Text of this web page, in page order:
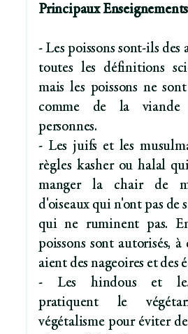
Principaux
- Les poissons sont-ils des
toutes les définitions
mais les poissons ne
comme de la viande
personnes.
- Les juifs et les
règles kasher ou halal
manger la chair de
d'oiseaux qui n'ont pas de
qui ne ruminent pas.
poissons sont autorisés,
aient des nageoires et des
- Les hindous et les
pratiquent le
végétalisme pour éviter